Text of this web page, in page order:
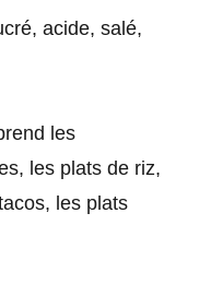
acide, salé,
les
les plats de riz,
les plats